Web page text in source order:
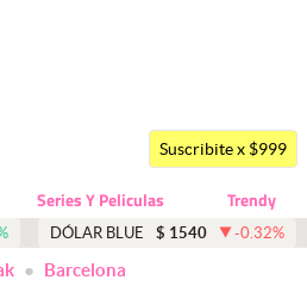
Suscribite x $999
Series Y Peliculas Trendy
DÓLAR BLUE $ 1540 -0.32%
Barcelona